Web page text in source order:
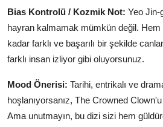
Bias Kontrolü / Kozmik Not: Yeo Jin-
hayran kalmamak mümkün değil. Hem
kadar farklı ve başarılı bir şekilde
farklı insan izliyor gibi oluyorsunuz.
Mood Önerisi: Tarihi, entrikalı ve
hoşlanıyorsanız, The Crowned
Ama unutmayın, bu dizi sizi hem